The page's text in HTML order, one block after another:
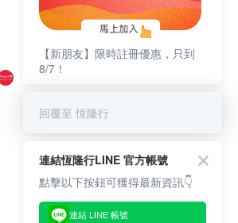
【新朋友】限時註冊優惠，只到
8/7！
回覆至 恆隆行
連結恆隆行LINE 官方帳號
點擊以下按鈕可獲得最新資訊👇
連結 LINE 帳號